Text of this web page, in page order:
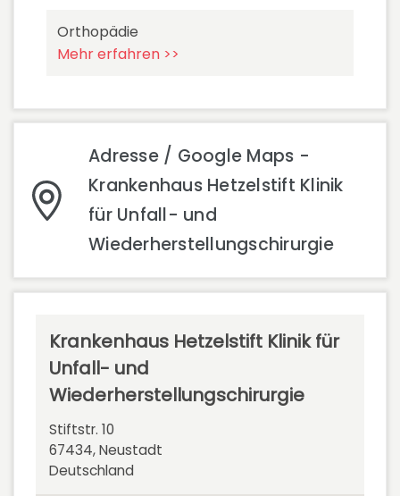
Orthopädie
Mehr erfahren >>
Adresse / Google Maps -
Krankenhaus Hetzelstift Klinik
für Unfall- und
Wiederherstellungschirurgie
Krankenhaus Hetzelstift Klinik für
Unfall- und
Wiederherstellungschirurgie
Stiftstr. 10
67434, Neustadt
Deutschland